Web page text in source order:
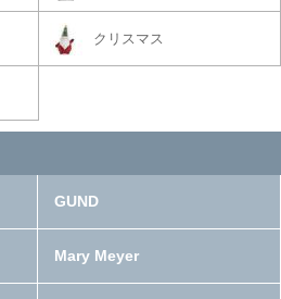
クリスマス
GUND
Mary Meyer